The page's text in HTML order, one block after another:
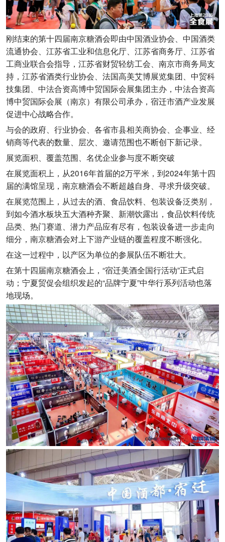
刚结束的第十四届南京糖酒会即由中国酒业协会、中国酒类
流通协会、江苏省工业和信息化厅、江苏省商务厅、江苏省
工商业联合会指导，江苏省财贸轻纺工会、南京市商务局支
持，江苏省酒类行业协会、法国高美艾博展览集团、中贸科
技集团、中法合资高博中贸国际会展集团主办，中法合资高
博中贸国际会展（南京）有限公司承办，宿迁市酒产业发展
促进中心战略合作。
与会的政府、行业协会、各省市县相关商协会、企事业、经
销商等代表的数量、层次、邀请范围也不断创下新记录。
展览面积、覆盖范围、名优企业参与度不断突破
在展览面积上，从2016年首届的2万平米，到2024年第十四
届的满馆呈现，南京糖酒会不断超越自身、寻求升级突破。
在展览范围上，从过去的酒、食品饮料、包装设备泛类别，
到如今酒水板块五大酒种齐聚、新潮饮露出，食品饮料传统
品类、热门赛道、潜力产品应有尽有，包装设备进一步走向
细分，南京糖酒会对上下游产业链的覆盖程度不断强化。
在这一过程中，以产区为单位的参展队伍不断壮大。
在第十四届南京糖酒会上，“宿迁美酒全国行活动”正式启
动；宁夏贸促会组织发起的“品牌宁夏”中华行系列活动也落
地现场。